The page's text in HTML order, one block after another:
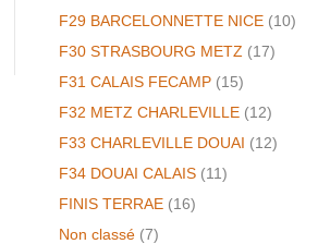
F29 BARCELONNETTE NICE (10)
F30 STRASBOURG METZ (17)
F31 CALAIS FECAMP (15)
F32 METZ CHARLEVILLE (12)
F33 CHARLEVILLE DOUAI (12)
F34 DOUAI CALAIS (11)
FINIS TERRAE (16)
Non classé (7)